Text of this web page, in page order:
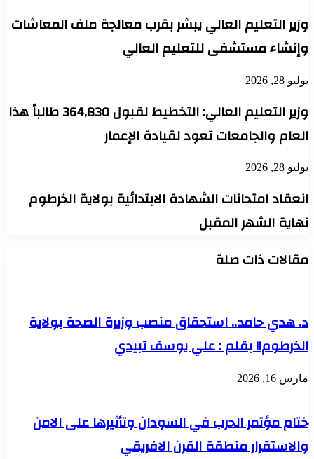
وزير التعليم العالي يبشر بقرب معالجة ملف المعاشات
وإنشاء مستشفى للتعليم العالي
يوليو 28, 2026
وزير التعليم العالي: التخطيط لقبول 364,830 طالباً هذا
العام والجامعات تعود لقيادة الإعمار
يوليو 28, 2026
انعقاد امتحانات الشهادة الابتدائية بولاية الخرطوم
نهاية الشهر المقبل
مقالات ذات صلة
د. هدي حامد.. استحقاق منصب وزيرة الصحة بولاية
الخرطوم!! بقلم : علي يوسف تبيدي
مارس 16, 2026
ختام مؤتمر الحرب في السودان وتأثيرها على الامن
والاستقرار منطقة القرن الافريقي